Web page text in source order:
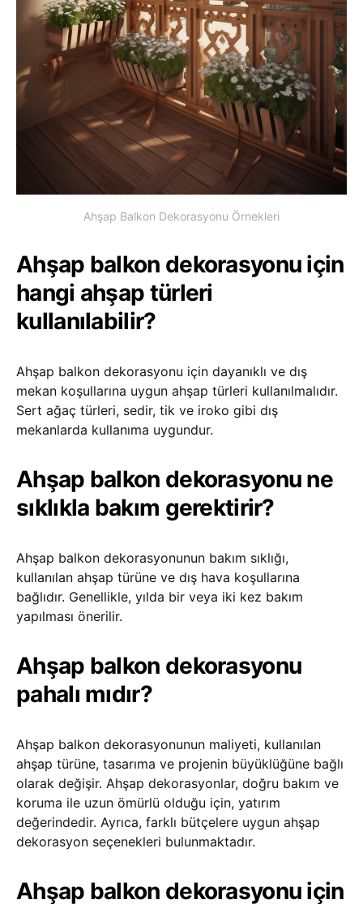
Ahşap Balkon Dekorasyonu Örnekleri
Ahşap balkon dekorasyonu için
hangi ahşap türleri
kullanılabilir?
Ahşap balkon dekorasyonu için dayanıklı ve dış
mekan koşullarına uygun ahşap türleri kullanılmalıdır.
Sert ağaç türleri, sedir, tik ve iroko gibi dış
mekanlarda kullanıma uygundur.
Ahşap balkon dekorasyonu ne
sıklıkla bakım gerektirir?
Ahşap balkon dekorasyonunun bakım sıklığı,
kullanılan ahşap türüne ve dış hava koşullarına
bağlıdır. Genellikle, yılda bir veya iki kez bakım
yapılması önerilir.
Ahşap balkon dekorasyonu
pahalı mıdır?
Ahşap balkon dekorasyonunun maliyeti, kullanılan
ahşap türüne, tasarıma ve projenin büyüklüğüne bağlı
olarak değişir. Ahşap dekorasyonlar, doğru bakım ve
koruma ile uzun ömürlü olduğu için, yatırım
değerindedir. Ayrıca, farklı bütçelere uygun ahşap
dekorasyon seçenekleri bulunmaktadır.
Ahşap balkon dekorasyonu için